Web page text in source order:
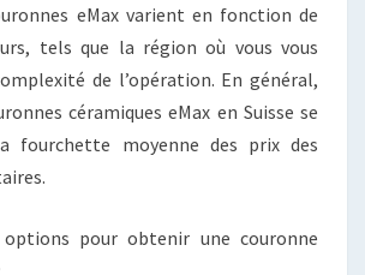
eMax varient en fonction de
tels que la région où vous vous
de l’opération. En général,
céramiques eMax en Suisse se
fourchette moyenne des prix des
options pour obtenir une couronne